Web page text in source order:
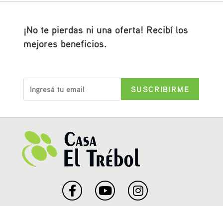
¡No te pierdas ni una oferta! Recibí los
mejores beneficios.